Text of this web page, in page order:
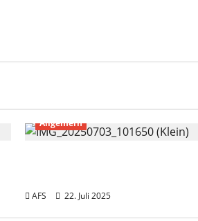
Allgemein
AFS 22. Juli 2025